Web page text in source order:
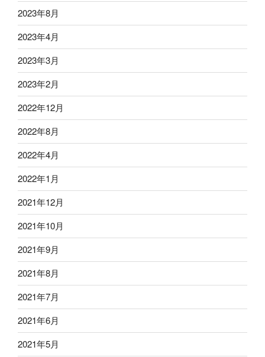
2023年8月
2023年4月
2023年3月
2023年2月
2022年12月
2022年8月
2022年4月
2022年1月
2021年12月
2021年10月
2021年9月
2021年8月
2021年7月
2021年6月
2021年5月